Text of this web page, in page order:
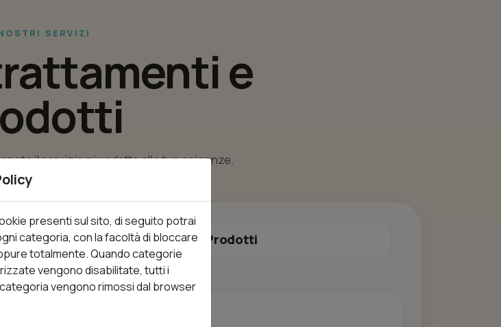
SERVIZI
e
il servizio piu adatto alle tue esigenze.
Prodotti
presenti sul sito, di seguito potrai
categoria, con la facoltà di bloccare
totalmente. Quando categorie
vengono disabilitate, tutti i
vengono rimossi dal browser